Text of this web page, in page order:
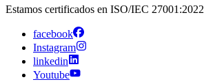
Estamos certificados en ISO/IEC 27001:2022
facebook
Instagram
linkedin
Youtube